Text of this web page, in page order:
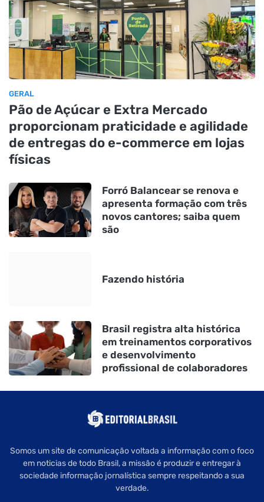
GERAL
Pão de Açúcar e Extra Mercado
proporcionam praticidade e agilidade
de entregas do e-commerce em lojas
físicas
Forró Balancear se renova e
apresenta formação com três
novos cantores; saiba quem
são
Fazendo história
Brasil registra alta histórica
em treinamentos corporativos
e desenvolvimento
profissional de colaboradores
Somos um site de comunicação voltada a informação com o foco
em noticias de todo Brasil, a missão é produzir e entregar à
sociedade informação jornalística sempre respeitando a sua
verdade.